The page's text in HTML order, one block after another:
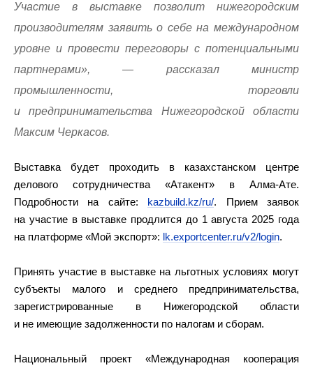
Участие в выставке позволит нижегородским
производителям заявить о себе на международном
уровне и провести переговоры с потенциальными
партнерами», — рассказал министр
промышленности, торговли
и предпринимательства Нижегородской области
Максим Черкасов.
Выставка будет проходить в казахстанском центре
делового сотрудничества «Атакент» в Алма-Ате.
Подробности на сайте: kazbuild.kz/ru/. Прием заявок
на участие в выставке продлится до 1 августа 2025 года
на платформе «Мой экспорт»: lk.exportcenter.ru/v2/login.
Принять участие в выставке на льготных условиях могут
субъекты малого и среднего предпринимательства,
зарегистрированные в Нижегородской области
и не имеющие задолженности по налогам и сборам.
Национальный проект «Международная кооперация